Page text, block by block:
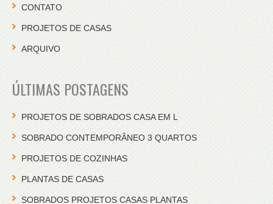
CONTATO
PROJETOS DE CASAS
ARQUIVO
ÚLTIMAS POSTAGENS
PROJETOS DE SOBRADOS CASA EM L
SOBRADO CONTEMPORÂNEO 3 QUARTOS
PROJETOS DE COZINHAS
PLANTAS DE CASAS
SOBRADOS PROJETOS CASAS PLANTAS